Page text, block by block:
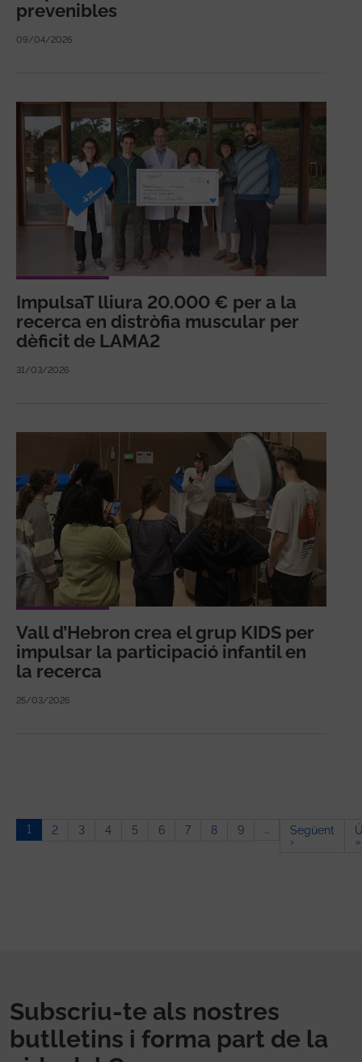
prevenibles
09/04/2026
ImpulsaT lliura 20.000 € per a la
recerca en distròfia muscular per
dèficit de LAMA2
31/03/2026
Vall d’Hebron crea el grup KIDS per
impulsar la participació infantil en
la recerca
25/03/2026
1 2 3 4 5 6 7 8 9 …
Següent
› Pàgina
»
Subscriu-te als nostres
butlletins i forma part de la